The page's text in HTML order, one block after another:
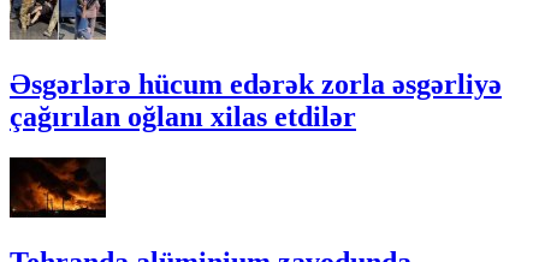
Əsgərlərə hücum edərək zorla əsgərliyə
çağırılan oğlanı xilas etdilər